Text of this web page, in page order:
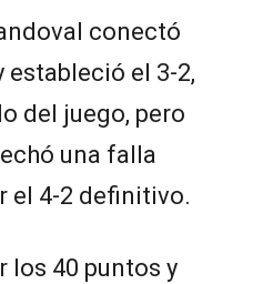
conectó
estableció el 3-2,
del juego, pero
una falla
el 4-2 definitivo.
los 40 puntos y